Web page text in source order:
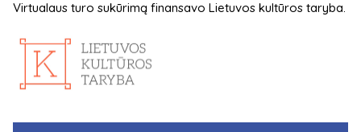
Virtualaus turo sukūrimą finansavo Lietuvos kultūros taryba.